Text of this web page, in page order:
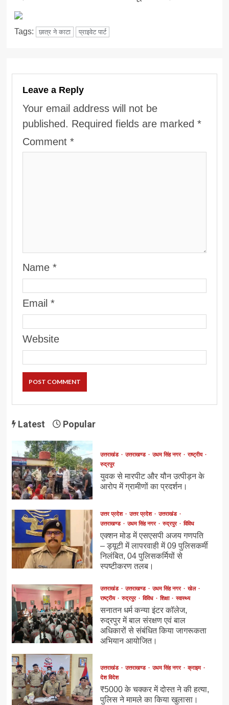
Tags: छात्र ने काटा प्राइवेट पार्ट
Leave a Reply
Your email address will not be
published. Required fields are marked*
Comment*
Name*
Email*
Website
Latest Popular
उत्तराखंड उत्तराखण्ड उधम सिंह नगर
राष्ट्रीय
रुद्रपुर
युवक से मारपीट और यौन उत्पीड़न के
आरोप में ग्रामीणों का प्रदर्शन।
उत्तर प्रदेश उत्तर प्रदेश
उत्तराखंड
उत्तराखण्ड
उधम सिंह नगर रुद्रपुर विविध
एक्शन मोड में एसएसपी अजय गणपति
– ड्यूटी में लापरवाही में 09 पुलिसकर्मी
निलंबित, 04 पुलिसकर्मियों से
स्पष्टीकरण तलब।
उत्तराखंड उत्तराखण्ड उधम सिंह नगर
खेल
राष्ट्रीय
रुद्रपुर विविध शिक्षा स्वास्थ्य
सनातन धर्म कन्या इंटर कॉलेज,
रुद्रपुर में बाल संरक्षण एवं बाल
अधिकारों से संबंधित किया जागरूकता
अभियान आयोजित।
उत्तराखंड उत्तराखण्ड उधम सिंह नगर
क्राइम
देश विदेश
₹5000 के चक्कर में दोस्त ने की हत्या,
पुलिस ने मामले का किया खुलासा।